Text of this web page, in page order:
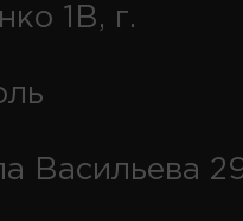
1В, г.
Васильева